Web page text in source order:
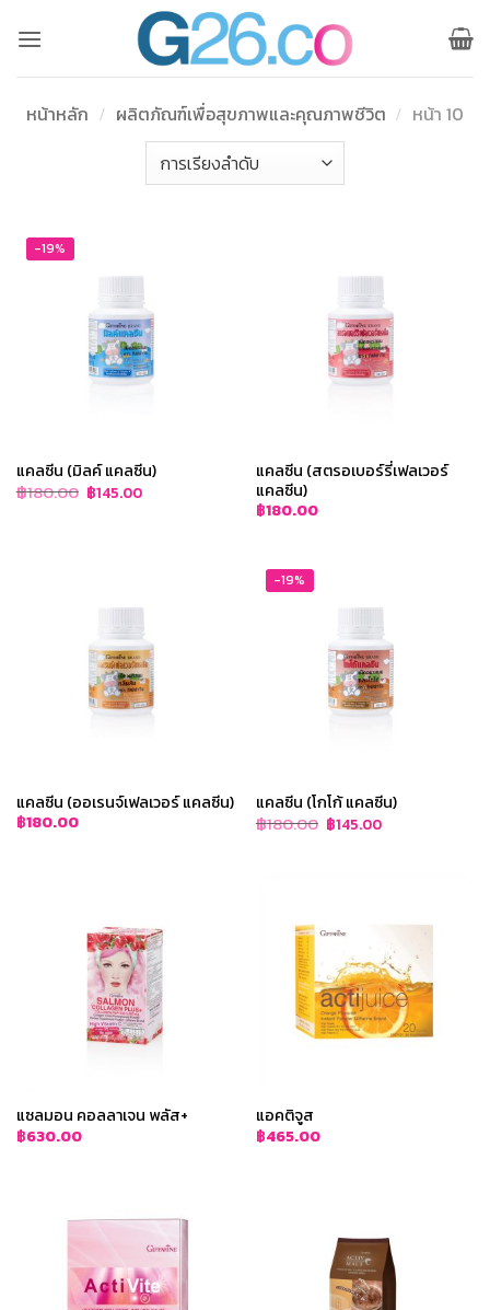
หน้าหลัก / ผลิตภัณฑ์เพื่อสุขภาพและคุณภาพชีวิต / หน้า 10
-19%
แคลซีน (มิลค์ แคลซีน)
฿180.00 Original
price
฿145.00Current
price
แคลซีน (สตรอเบอร์รี่เฟลเวอร์
แคลซีน)
฿180.00
แคลซีน (ออเรนจ์เฟลเวอร์ แคลซีน)
฿180.00
-19%
แคลซีน (โกโก้ แคลซีน)
฿180.00 Original
price
฿145.00Current
price
แซลมอน คอลลาเจน พลัส+
฿630.00
แอคติจูส
฿465.00